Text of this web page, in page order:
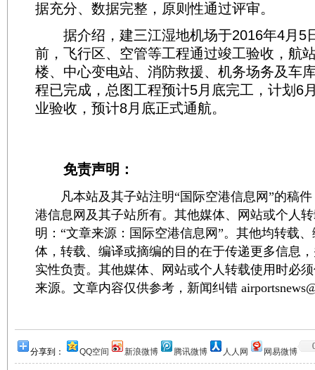
据充分、数据完整，原则性通过评审。
据介绍，建三江湿地机场于2016年4月5
前，飞行区、空管等工程通过竣工验收，航
楼、中心变电站、消防救援、机务场务及车
程已完成，总图工程预计5月底完工，计划6
业验收，预计8月底正式通航。
免责声明：
凡本站及其子站注明“国际空港信息网”的稿件
港信息网及其子站所有。其他媒体、网站或个人
明：“文章来源：国际空港信息网”。其他均转载
体，转载、编译或摘编的目的在于传递更多信息
实性负责。其他媒体、网站或个人转载使用时必
来源。文章内容仅供参考，新闻纠错
分享到： QQ空间 新浪微博 腾讯微博 人人网 网易微博